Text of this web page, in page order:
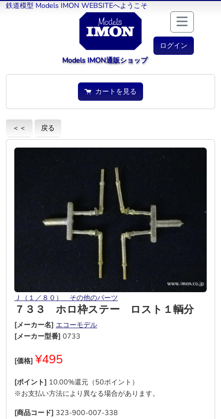
鉄道模型 Models IMON WEBSITEへようこそ
ログイン
Models IMON通販ショップ
カートを見る
＜＜ 戻る
Ｊ（１／８０） その他のパーツ
７３３ ホロ枠ステー ロスト１輌分
[メーカー名] エコーモデル
[メーカー型番] 0733
[価格] ¥495
[ポイント] 10.00%還元（50ポイント）
※お支払い方法により異なる場合があります。
[商品コード] 323-900-007-338